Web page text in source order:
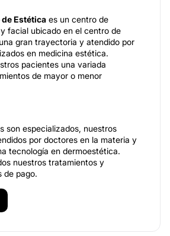
Estética es un centro de
facial ubicado en el centro de
gran trayectoria y atendido por
en medicina estética.
pacientes una variada
de mayor o menor
son especializados, nuestros
por doctores en la materia y
tecnología en dermoestética.
nuestros tratamientos y
de pago.
radica en que todos los aparatos
no por esteticistas que